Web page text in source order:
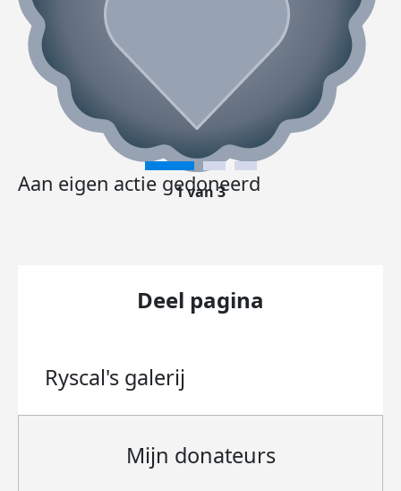
Aan eigen actie gedoneerd
1 van 3
Deel pagina
Ryscal's galerij
Mijn donateurs